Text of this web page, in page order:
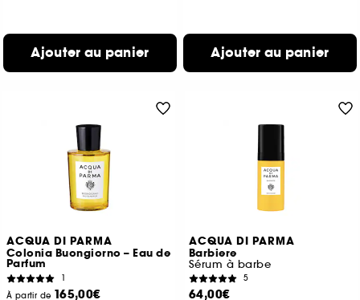
Ajouter au panier Ajouter au panier
ACQUA DI PARMA
Colonia Buongiorno – Eau de
Parfum
1
À partir de 165,00€
ACQUA DI PARMA
Barbiere
Sérum à barbe
5
64,00€